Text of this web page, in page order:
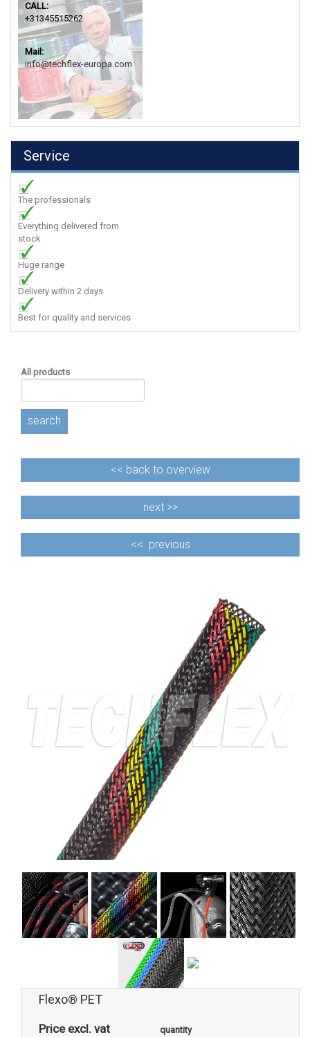
CALL:
+31345515262
Mail:
info@techflex-europa.com
Service
The professionals
Everything delivered from
stock
Huge range
Delivery within 2 days
Best for quality and services
All products
search
<< back to overview
next >>
<< previous
Flexo® PET
Price excl. vat quantity